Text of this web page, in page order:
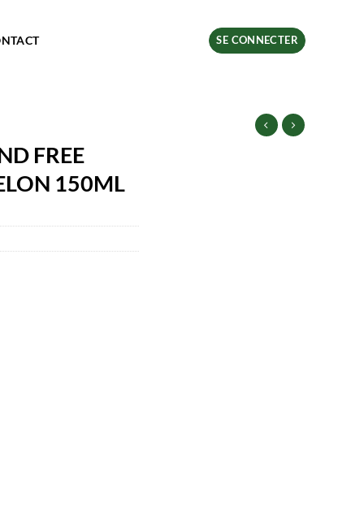
SE CONNECTER
FREE
150ML